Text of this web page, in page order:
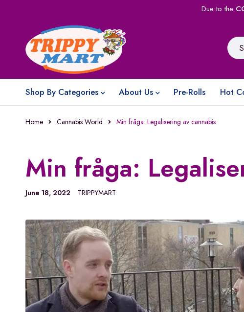
Due to the
Shop By Categories About Us Pre-Rolls Hot
Home Cannabis World Min fråga: Legalisering av cannabis
Min fråga:
June 18, 2022 TRIPPYMART